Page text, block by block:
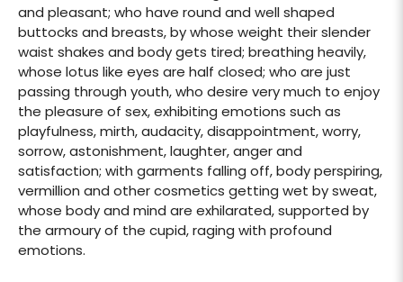
and pleasant; who have round and well shaped
buttocks and breasts, by whose weight their slender
waist shakes and body gets tired; breathing heavily,
whose lotus like eyes are half closed; who are just
passing through youth, who desire very much to enjoy
the pleasure of sex, exhibiting emotions such as
playfulness, mirth, audacity, disappointment, worry,
sorrow, astonishment, laughter, anger and
satisfaction; with garments falling off, body perspiring,
vermillion and other cosmetics getting wet by sweat,
whose body and mind are exhilarated, supported by
the armoury of the cupid, raging with profound
emotions.